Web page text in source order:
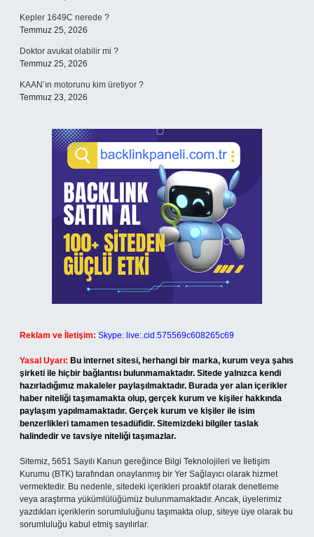
Kepler 1649C nerede ?
Temmuz 25, 2026
Doktor avukat olabilir mi ?
Temmuz 25, 2026
KAAN’ın motorunu kim üretiyor ?
Temmuz 23, 2026
Reklam ve İletişim: Skype: live:.cid.575569c608265c69
Yasal Uyarı: Bu internet sitesi, herhangi bir marka, kurum veya şahıs
şirketi ile hiçbir bağlantısı bulunmamaktadır. Sitede yalnızca kendi
hazırladığımız makaleler paylaşılmaktadır. Burada yer alan içerikler
haber niteliği taşımamakta olup, gerçek kurum ve kişiler hakkında
paylaşım yapılmamaktadır. Gerçek kurum ve kişiler ile isim
benzerlikleri tamamen tesadüfidir. Sitemizdeki bilgiler taslak
halindedir ve tavsiye niteliği taşımazlar.
Sitemiz, 5651 Sayılı Kanun gereğince Bilgi Teknolojileri ve İletişim
Kurumu (BTK) tarafından onaylanmış bir Yer Sağlayıcı olarak hizmet
vermektedir. Bu nedenle, sitedeki içerikleri proaktif olarak denetleme
veya araştırma yükümlülüğümüz bulunmamaktadır. Ancak, üyelerimiz
yazdıkları içeriklerin sorumluluğunu taşımakta olup, siteye üye olarak bu
sorumluluğu kabul etmiş sayılırlar.